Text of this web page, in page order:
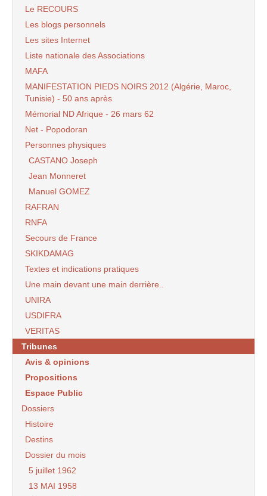
Le RECOURS
Les blogs personnels
Les sites Internet
Liste nationale des Associations
MAFA
MANIFESTATION PIEDS NOIRS 2012 (Algérie, Maroc,
Tunisie) - 50 ans après
Mémorial ND Afrique - 26 mars 62
Net - Popodoran
Personnes physiques
CASTANO Joseph
Jean Monneret
Manuel GOMEZ
RAFRAN
RNFA
Secours de France
SKIKDAMAG
Textes et indications pratiques
Une main devant une main derrière..
UNIRA
USDIFRA
VERITAS
Tribunes
Avis & opinions
Propositions
Espace Public
Dossiers
Histoire
Destins
Dossier du mois
5 juillet 1962
13 MAI 1958